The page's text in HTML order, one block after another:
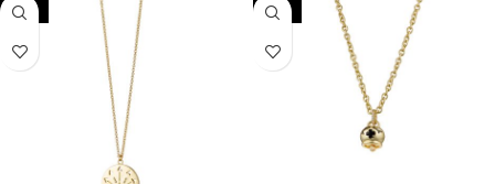
-50% -50%